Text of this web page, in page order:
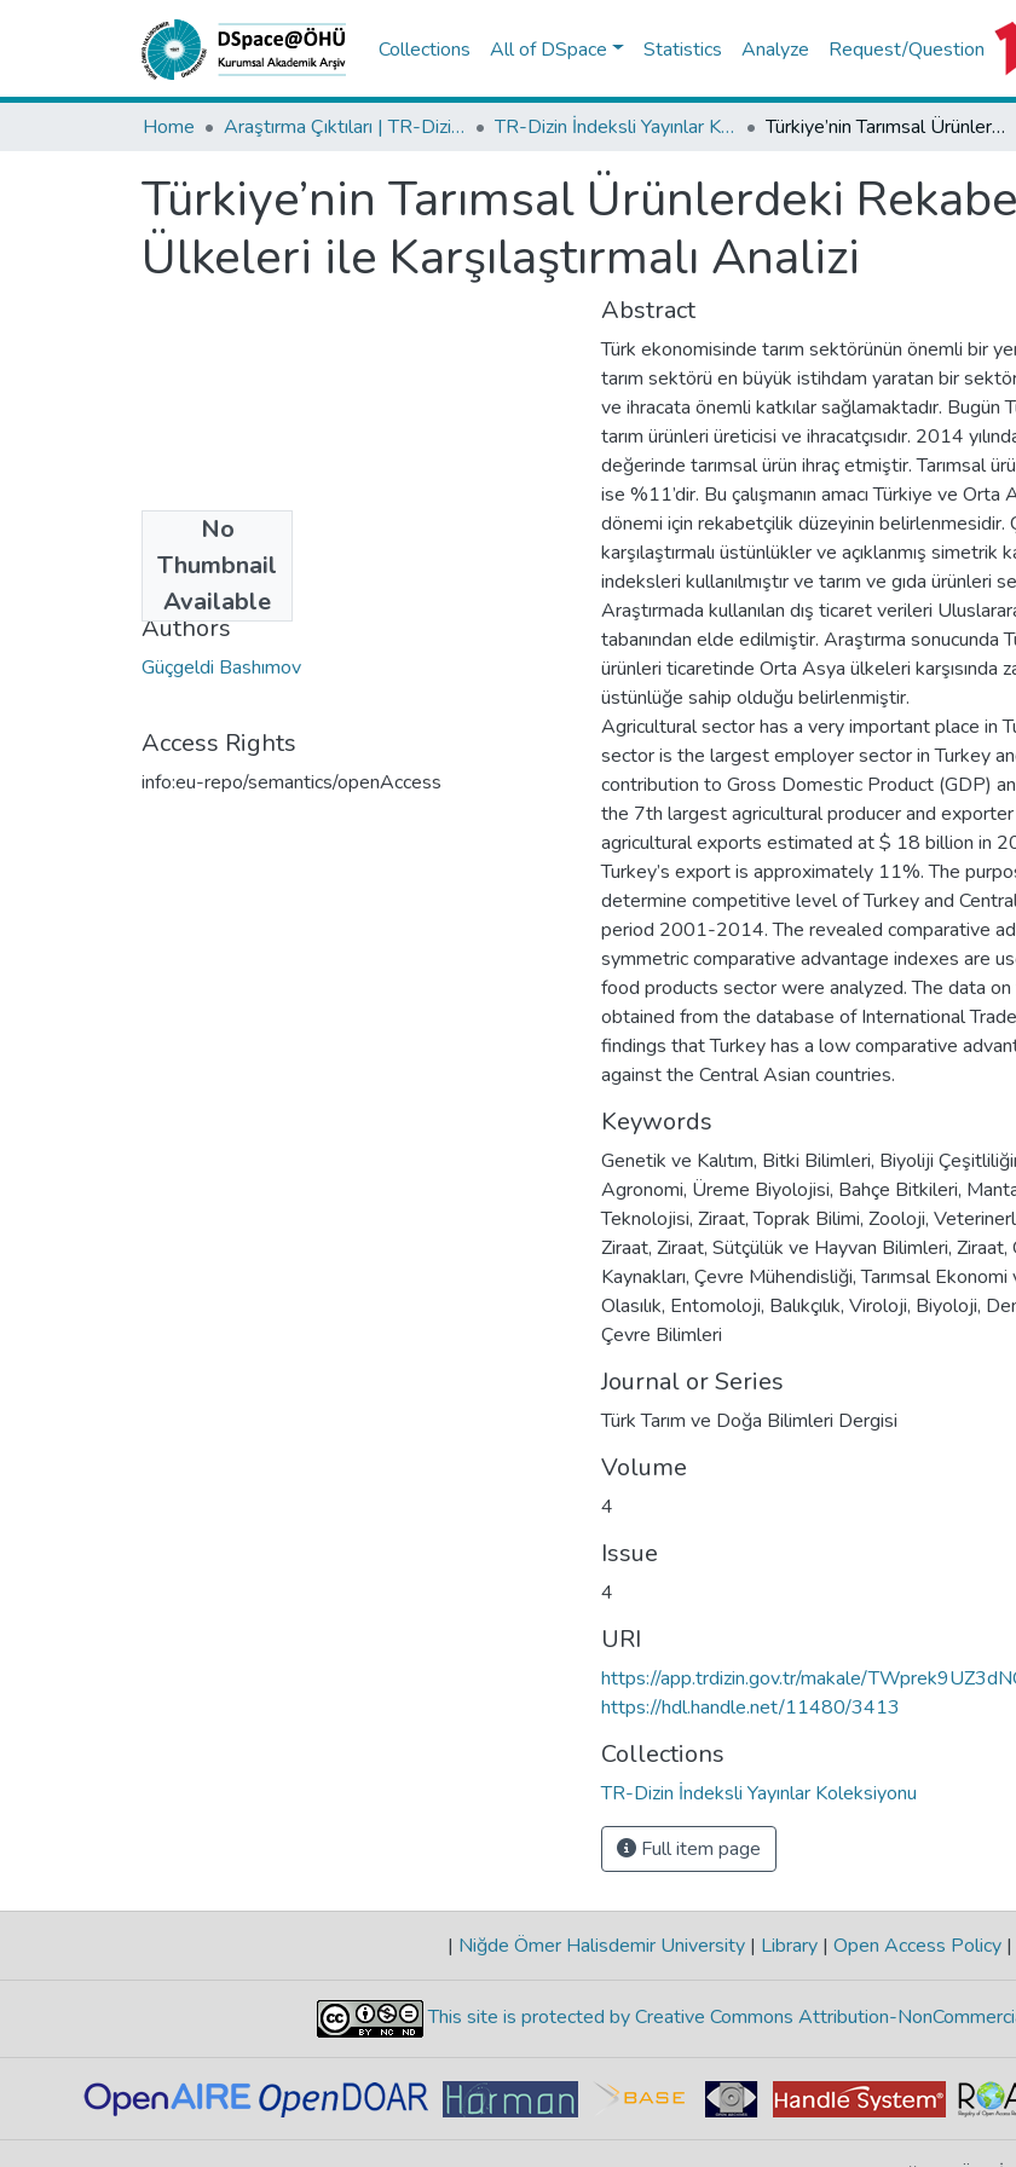
Collections All of DSpace Statistics Analyze Request/Question
Home Araştırma Çıktıları | TR-Dizin | WoS | Scopus | PubMed TR-Dizin İndeksli Yayınlar Koleksiyonu Türkiye’nin Tarımsal Ürünlerdeki Rekabet Gücü: Orta Asya Ülkeleri ile Karşılaştırmalı Analizi
Türkiye’nin Tarımsal Ürünlerdeki
Ülkeleri ile Karşılaştırmalı Analizi
No
Thumbnail
Available
2017
Authors
Güçgeldi Bashımov
Access Rights
info:eu-repo/semantics/openAccess
Abstract
Türk ekonomisinde tarım sektörünün önemli bir
tarım sektörü en büyük istihdam yaratan bir
ve ihracata önemli katkılar sağlamaktadır. Bugün
tarım ürünleri üreticisi ve ihracatçısıdır. 2014
değerinde tarımsal ürün ihraç etmiştir. Tarımsal
ise %11’dir. Bu çalışmanın amacı Türkiye ve
dönemi için rekabetçilik düzeyinin belirlenmesidir.
karşılaştırmalı üstünlükler ve açıklanmış simetrik
indeksleri kullanılmıştır ve tarım ve gıda ürünleri
Araştırmada kullanılan dış ticaret verileri
tabanından elde edilmiştir. Araştırma sonucunda
ürünleri ticaretinde Orta Asya ülkeleri karşısında
üstünlüğe sahip olduğu belirlenmiştir.
Agricultural sector has a very important place in
sector is the largest employer sector in Turkey
contribution to Gross Domestic Product (GDP)
the 7th largest agricultural producer and exporter
agricultural exports estimated at $ 18 billion in
Turkey’s export is approximately 11%. The
determine competitive level of Turkey and
period 2001-2014. The revealed comparative
symmetric comparative advantage indexes are
food products sector were analyzed. The data
obtained from the database of International
findings that Turkey has a low comparative
against the Central Asian countries.
Keywords
Genetik ve Kalıtım, Bitki Bilimleri, Biyoliji
Agronomi, Üreme Biyolojisi, Bahçe Bitkileri,
Teknolojisi, Ziraat,Toprak Bilimi, Zooloji,
Ziraat, Ziraat, Sütçülük ve Hayvan Bilimleri, Ziraat,
Kaynakları, Çevre Mühendisliği,Tarımsal
Olasılık, Entomoloji, Balıkçılık, Viroloji, Biyoloji,
Çevre Bilimleri
Journal or Series
Türk Tarım ve Doğa Bilimleri Dergisi
Volume
4
Issue
4
URI
https://app.trdizin.gov.tr/makale/
https://hdl.handle.net/11480/3413
Collections
TR-Dizin İndeksli Yayınlar Koleksiyonu
Full item page
| Niğde Ömer Halisdemir University | Library | Open Access Policy |
This site is protected by Creative Commons Attribution-